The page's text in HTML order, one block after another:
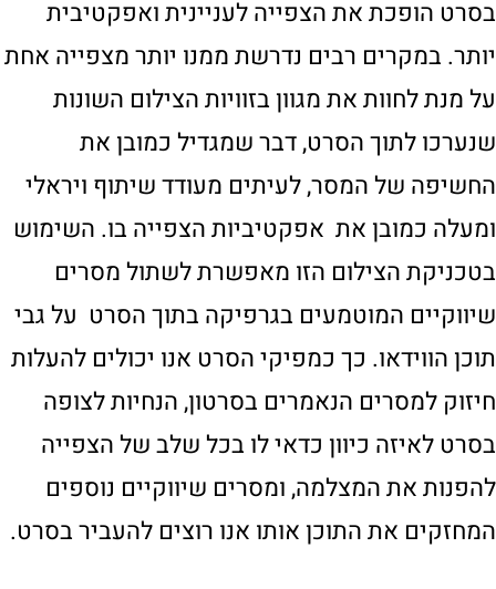
בסרט הופכת את הצפייה לעניינית ואפקטיבית
יותר. במקרים רבים נדרשת ממנו יותר מצפייה אחת
על מנת לחוות את מגוון בזוויות הצילום השונות
שנערכו לתוך הסרט, דבר שמגדיל כמובן את
החשיפה של המסר, לעיתים מעודד שיתוף ויראלי
ומעלה כמובן את אפקטיביות הצפייה בו. השימוש
בטכניקת הצילום הזו מאפשרת לשתול מסרים
שיווקיים המוטמעים בגרפיקה בתוך הסרט על גבי
תוכן הווידאו. כך כמפיקי הסרט אנו יכולים להעלות
חיזוק למסרים הנאמרים בסרטון, הנחיות לצופה
בסרט לאיזה כיוון כדאי לו בכל שלב של הצפייה
להפנות את המצלמה, ומסרים שיווקיים נוספים
המחזקים את התוכן אותו אנו רוצים להעביר בסרט.